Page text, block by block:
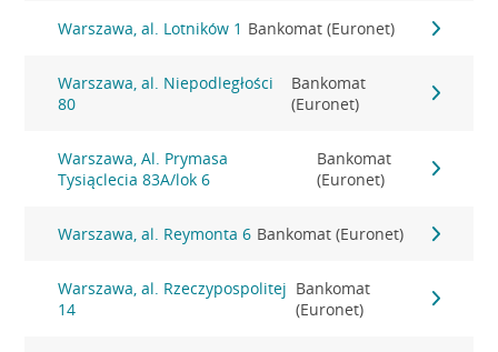
Warszawa, al. Lotników 1 Bankomat (Euronet)
Warszawa, al. Niepodległości
80
Bankomat
(Euronet)
Warszawa, Al. Prymasa
Tysiąclecia 83A/lok 6
Bankomat
(Euronet)
Warszawa, al. Reymonta 6 Bankomat (Euronet)
Warszawa, al. Rzeczypospolitej
14
Bankomat
(Euronet)